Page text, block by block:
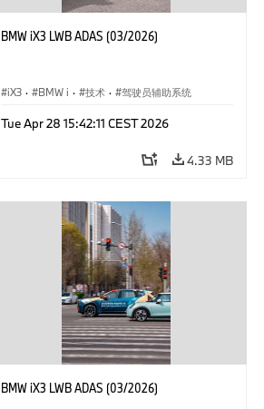
BMW iX3 LWB ADAS (03/2026)
iX3 · BMW i · 技术 · 驾驶员辅助系统
Tue Apr 28 15:42:11 CEST 2026
4.33 MB
BMW iX3 LWB ADAS (03/2026)